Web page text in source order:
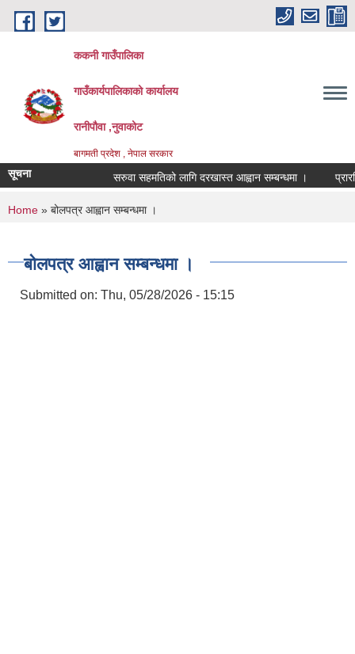
Skip to main content
ककनी गाउँपालिका
गाउँकार्यपालिकाको कार्यालय
रानीपौवा ,नुवाकोट
बागमती प्रदेश , नेपाल सरकार
सूचना सरुवा सहमतिको लागि दरखास्त आह्वान सम्बन्धमा ।
You are here
Home » बोलपत्र आह्वान सम्बन्धमा ।
बोलपत्र आह्वान सम्बन्धमा ।
Submitted on: Thu, 05/28/2026 - 15:15